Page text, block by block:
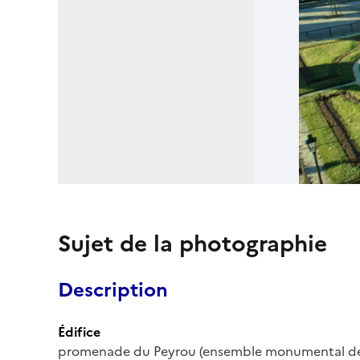
Sujet de la photographie
Description
Édifice
promenade du Peyrou (ensemble monumental